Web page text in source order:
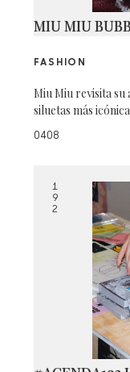
MIU MIU
FASHION
Miu Miu revisita
siluetas más
0408
1
9
2